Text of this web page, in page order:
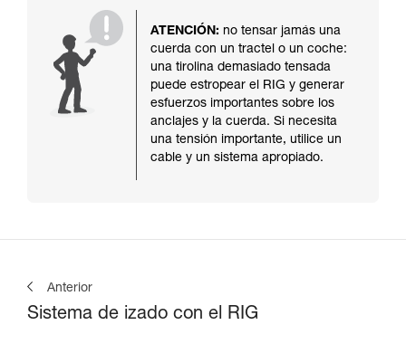
ATENCIÓN: no tensar jamás una
cuerda con un tractel o un coche:
una tirolina demasiado tensada
puede estropear el RIG y generar
esfuerzos importantes sobre los
anclajes y la cuerda. Si necesita
una tensión importante, utilice un
cable y un sistema apropiado.
Anterior
Sistema de izado con el RIG